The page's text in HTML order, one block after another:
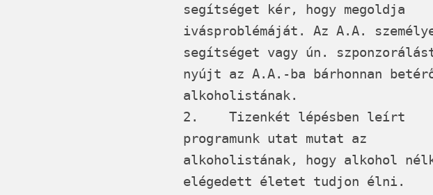
segítséget kér, hogy megoldja
ivásproblémáját. Az A.A.
segítséget vagy ún.
nyújt az A.A.-ba bárhonnan
alkoholistának.
2. Tizenkét lépésben leírt
programunk utat mutat az
alkoholistának, hogy alkohol
elégedett életet tudjon élni.